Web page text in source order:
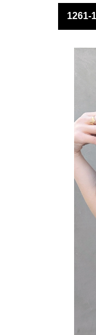
1261-